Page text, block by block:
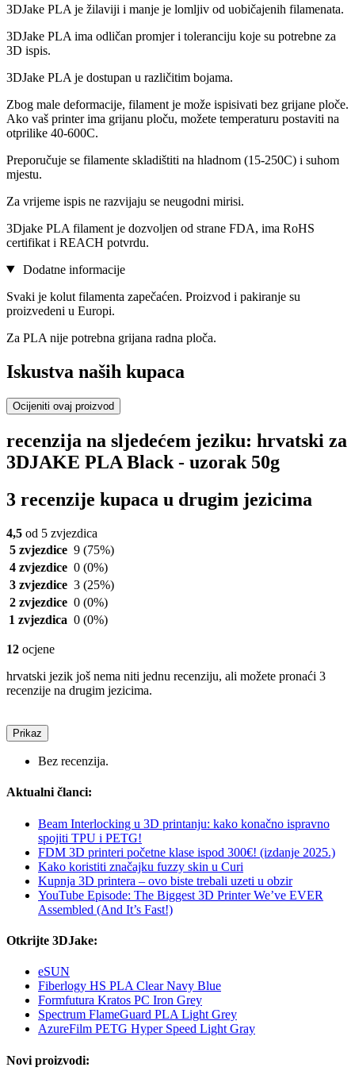
3DJake PLA je žilaviji i manje je lomljiv od uobičajenih filamenata.
3DJake PLA ima odličan promjer i toleranciju koje su potrebne za
3D ispis.
3DJake PLA je dostupan u različitim bojama.
Zbog male deformacije, filament je može ispisivati bez grijane ploče.
Ako vaš printer ima grijanu ploču, možete temperaturu postaviti na
otprilike 40-600C.
Preporučuje se filamente skladištiti na hladnom (15-250C) i suhom
mjestu.
Za vrijeme ispis ne razvijaju se neugodni mirisi.
3Djake PLA filament je dozvoljen od strane FDA, ima RoHS
certifikat i REACH potvrdu.
Dodatne informacije
Svaki je kolut filamenta zapečaćen. Proizvod i pakiranje su
proizvedeni u Europi.
Za PLA nije potrebna grijana radna ploča.
Iskustva naših kupaca
Ocijeniti ovaj proizvod
recenzija na sljedećem jeziku: hrvatski za
3DJAKE PLA Black - uzorak 50g
3 recenzije kupaca u drugim jezicima
4,5 od 5 zvjezdica
5 zvjezdice 9 (75%)
4 zvjezdice 0 (0%)
3 zvjezdice 3 (25%)
2 zvjezdice 0 (0%)
1 zvjezdica 0 (0%)
12 ocjene
hrvatski jezik još nema niti jednu recenziju, ali možete pronaći 3
recenzije na drugim jezicima.
Prikaz
Bez recenzija.
Aktualni članci:
Beam Interlocking u 3D printanju: kako konačno ispravno
spojiti TPU i PETG!
FDM 3D printeri početne klase ispod 300€! (izdanje 2025.)
Kako koristiti značajku fuzzy skin u Curi
Kupnja 3D printera – ovo biste trebali uzeti u obzir
YouTube Episode: The Biggest 3D Printer We’ve EVER
Assembled (And It’s Fast!)
Otkrijte 3DJake:
eSUN
Fiberlogy HS PLA Clear Navy Blue
Formfutura Kratos PC Iron Grey
Spectrum FlameGuard PLA Light Grey
AzureFilm PETG Hyper Speed Light Gray
Novi proizvodi: